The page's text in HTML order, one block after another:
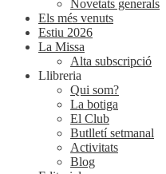
Novetats generals
Els més venuts
Estiu 2026
La Missa
Alta subscripció
Llibreria
Qui som?
La botiga
El Club
Butlletí setmanal
Activitats
Blog